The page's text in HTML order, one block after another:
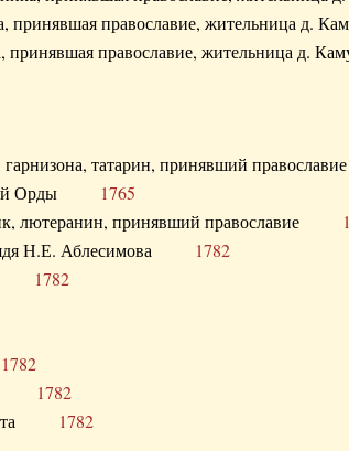
принявшая православие, жительница
принявшая православие, жительница д.
гарнизона, татарин, принявший
Орды 1765
лютеранин, принявший православие
Н.Е. Аблесимова 1782
1782
1782
1782
1782